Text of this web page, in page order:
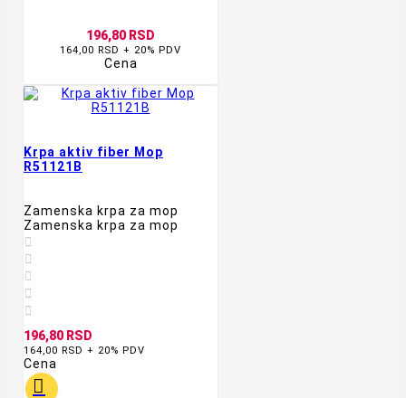
196,80 RSD
164,00 RSD + 20% PDV
Cena
Krpa aktiv fiber Mop
R51121B
Zamenska krpa za mop
Zamenska krpa za mop





196,80 RSD
164,00 RSD + 20% PDV
Cena
